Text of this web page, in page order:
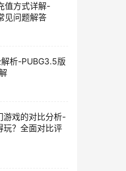
值方式详解-
见问题解答
析-PUBG3.5版
游戏的对比分析-
玩？全面对比评